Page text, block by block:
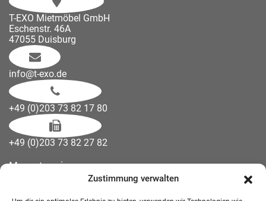
Zustimmung verwalten
T-EXO Mietmöbel GmbH
Eschenstr. 46A
47055 Duisburg
info@t-exo.de
+49 (0)203 73 82 17 80
+49 (0)203 73 82 27 82
Messetermine
Downloads